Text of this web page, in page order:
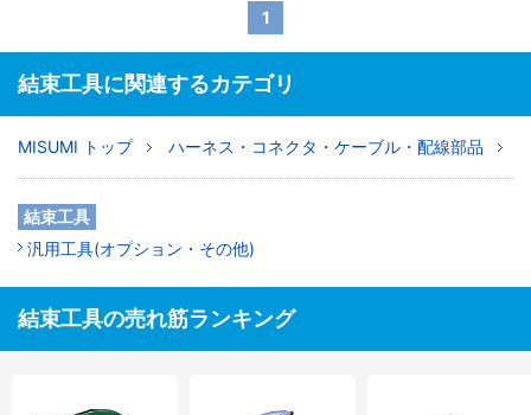
1
結束工具に関連するカテゴリ
MISUMI トップ ハーネス・コネクタ・ケーブル・配線部品
結束工具
汎用工具(オプション・その他)
結束工具の売れ筋ランキング